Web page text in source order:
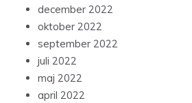
december 2022
oktober 2022
september 2022
juli 2022
maj 2022
april 2022